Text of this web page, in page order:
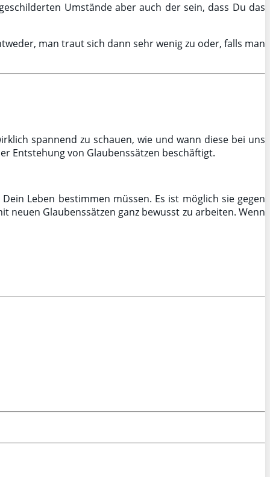
Umstände aber auch der sein, dass Du das
man traut sich dann sehr wenig zu oder, falls man
spannend zu schauen, wie und wann diese bei uns
Entstehung von Glaubenssätzen beschäftigt.
Leben bestimmen müssen. Es ist möglich sie gegen
neuen Glaubenssätzen ganz bewusst zu arbeiten. Wenn